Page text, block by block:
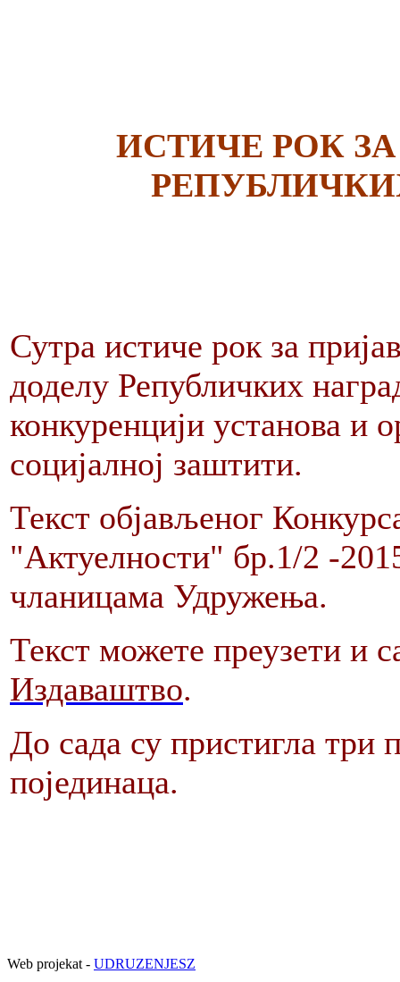
ИСТИЧЕ РОК
Сутра истиче рок за
доделу Републичких
конкуренцији установа и
социјалној заштити.
Текст објављеног
"Актуелности" бр.1/2 -
чланицама Удружења.
Текст можете преузети и
Издаваштво.
До сада су пристигла три
појединаца.
Web projekat - UDRUZENJESZ